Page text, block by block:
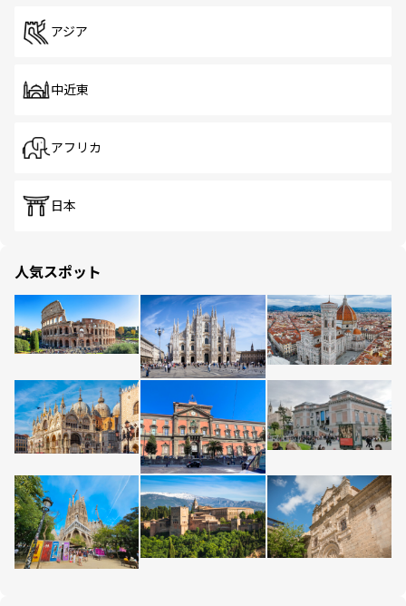
アジア
中近東
アフリカ
日本
人気スポット